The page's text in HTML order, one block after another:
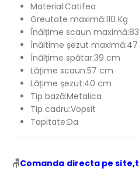
Material:Catifea
Greutate maximă:110 Kg
Înălțime scaun
Înăltime șezut
Înălțime spătar:39 cm
Lățime scaun:57 cm
Lățime șezut:40 cm
Tip bază:Metalica
Tip cadru:Vopsit
Tapitate:Da
🪑Comanda directa pe